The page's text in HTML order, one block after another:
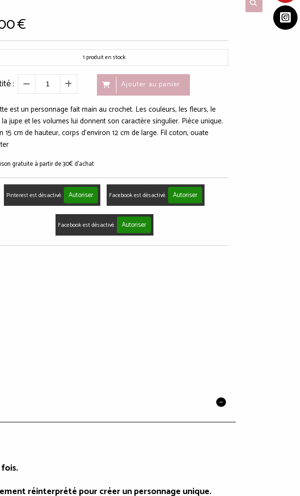
€
1 produit en stock
: Ajouter au panier
est un personnage fait main au crochet. Les couleurs, les fleurs, le
jupe et les volumes lui donnent son caractère singulier. Pièce unique.
15 cm de hauteur, corps d'environ 12 cm de large. Fil coton, ouate
gratuite à partir de 30€ d'achat
Pinterest est désactivé. Autoriser Facebook est désactivé. Autoriser
Facebook est désactivé. Autoriser
réinterprété pour créer un personnage unique.